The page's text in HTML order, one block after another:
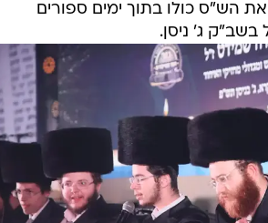
הש"ס כולו בתוך ימים ספורים
בשב"ק ג' ניסן.